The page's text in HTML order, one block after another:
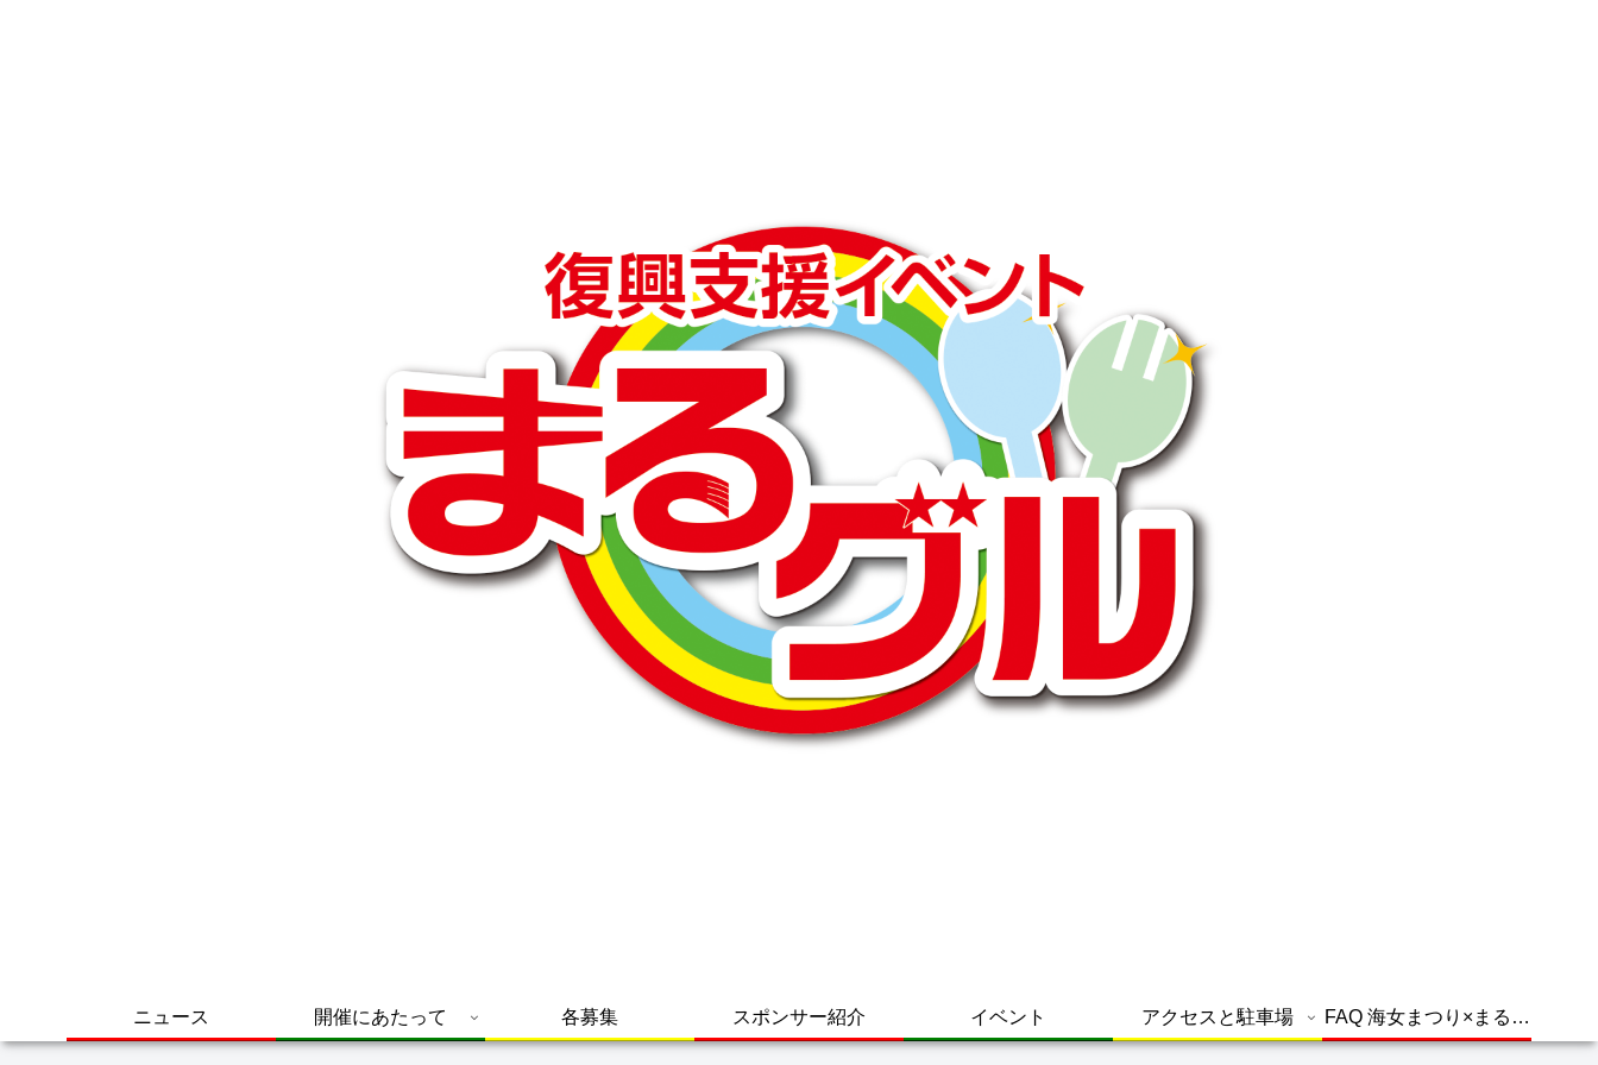
ニュース 開催にあたって 各募集 スポンサー紹介 イベント アクセスと駐車場 FAQ 海女まつり×まるグ